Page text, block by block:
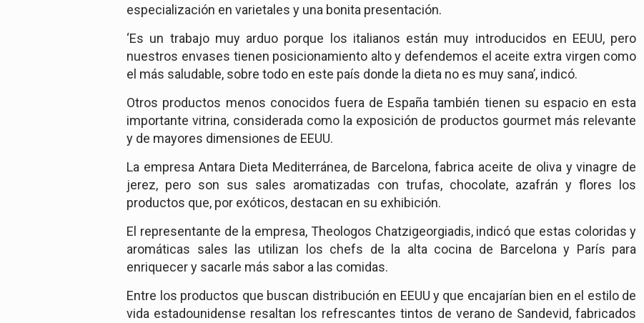
especialización en varietales y una bonita presentación.
‘Es un trabajo muy arduo porque los italianos están muy introducidos en EEUU, pero
nuestros envases tienen posicionamiento alto y defendemos el aceite extra virgen como
el más saludable, sobre todo en este país donde la dieta no es muy sana’, indicó.
Otros productos menos conocidos fuera de España también tienen su espacio en esta
importante vitrina, considerada como la exposición de productos gourmet más relevante
y de mayores dimensiones de EEUU.
La empresa Antara Dieta Mediterránea, de Barcelona, fabrica aceite de oliva y vinagre de
jerez, pero son sus sales aromatizadas con trufas, chocolate, azafrán y flores los
productos que, por exóticos, destacan en su exhibición.
El representante de la empresa, Theologos Chatzigeorgiadis, indicó que estas coloridas y
aromáticas sales las utilizan los chefs de la alta cocina de Barcelona y París para
enriquecer y sacarle más sabor a las comidas.
Entre los productos que buscan distribución en EEUU y que encajarían bien en el estilo de
vida estadounidense resaltan los refrescantes tintos de verano de Sandevid, fabricados